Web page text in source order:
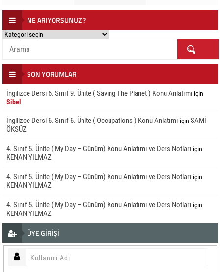
NE ARIYORSUNUZ ?
NE
ARIYORSUNUZ
SON YORUMLAR
İngilizce Dersi 6. Sınıf 9. Ünite ( Saving The Planet ) Konu Anlatımı için
Sibel
İngilizce Dersi 6. Sınıf 6. Ünite ( Occupations ) Konu Anlatımı içinSAMİ
ÖKSÜZ
4. Sınıf 5. Ünite ( My Day – Günüm) Konu Anlatımı ve Ders Notları için
KENAN YILMAZ
4. Sınıf 5. Ünite ( My Day – Günüm) Konu Anlatımı ve Ders Notları için
KENAN YILMAZ
4. Sınıf 5. Ünite ( My Day – Günüm) Konu Anlatımı ve Ders Notları için
KENAN YILMAZ
ÜYE GİRİŞİ